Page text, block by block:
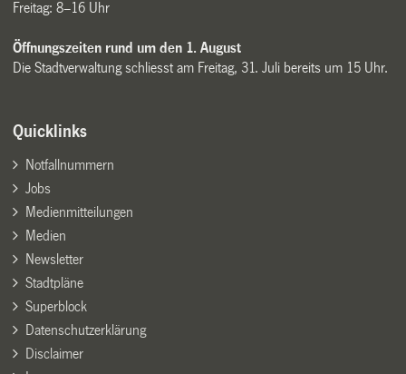
Freitag: 8–16 Uhr
Öffnungszeiten rund um den 1. August
Die Stadtverwaltung schliesst am Freitag, 31. Juli bereits um 15 Uhr.
Quicklinks
Notfallnummern
Jobs
Medienmitteilungen
Medien
Newsletter
Stadtpläne
Superblock
Datenschutzerklärung
Disclaimer